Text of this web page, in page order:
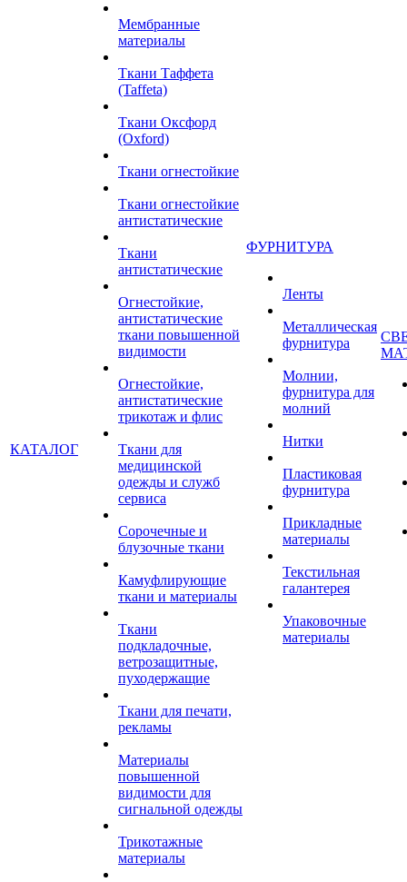
КАТАЛОГ
Мембранные
материалы
Ткани Таффета
(Taffeta)
Ткани Оксфорд
(Oxford)
Ткани огнестойкие
Ткани огнестойкие
антистатические
Ткани
антистатические
Огнестойкие,
антистатические
ткани повышенной
видимости
Огнестойкие,
антистатические
трикотаж и флис
Ткани для
медицинской
одежды и служб
сервиса
Сорочечные и
блузочные ткани
Камуфлирующие
ткани и материалы
Ткани
подкладочные,
ветрозащитные,
пуходержащие
Ткани для печати,
рекламы
Материалы
повышенной
видимости для
сигнальной одежды
Трикотажные
материалы
ФУРНИТУРА
Ленты
Металлическая
фурнитура
Молнии,
фурнитура для
молний
Нитки
Пластиковая
фурнитура
Прикладные
материалы
Текстильная
галантерея
Упаковочные
материалы